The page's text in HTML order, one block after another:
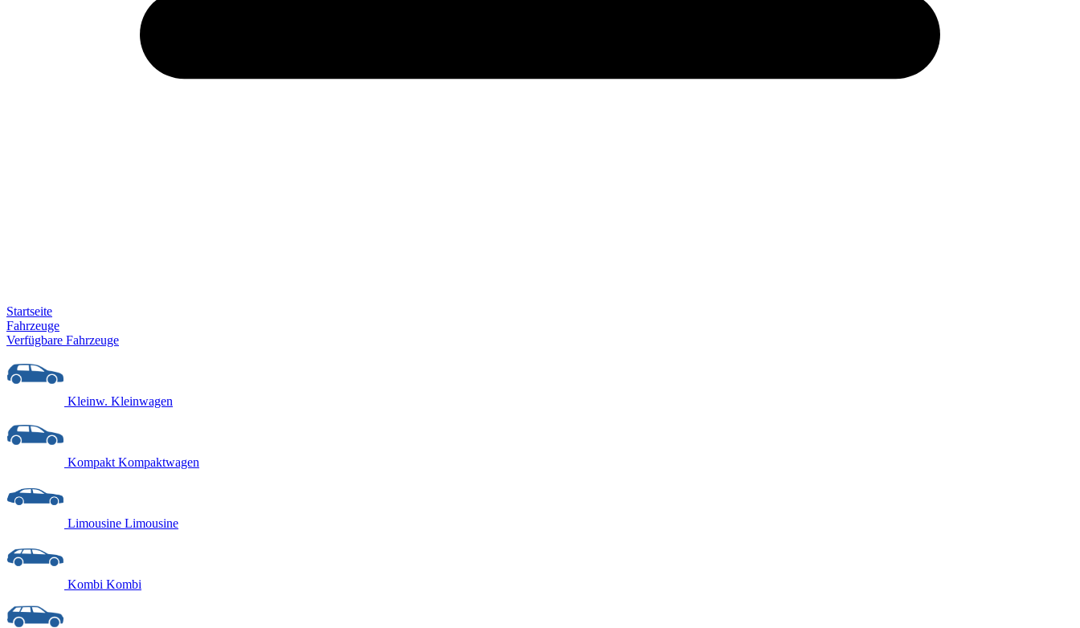
Startseite
Fahrzeuge
Verfügbare Fahrzeuge
Kleinw. Kleinwagen
Kompakt Kompaktwagen
Limousine Limousine
Kombi Kombi